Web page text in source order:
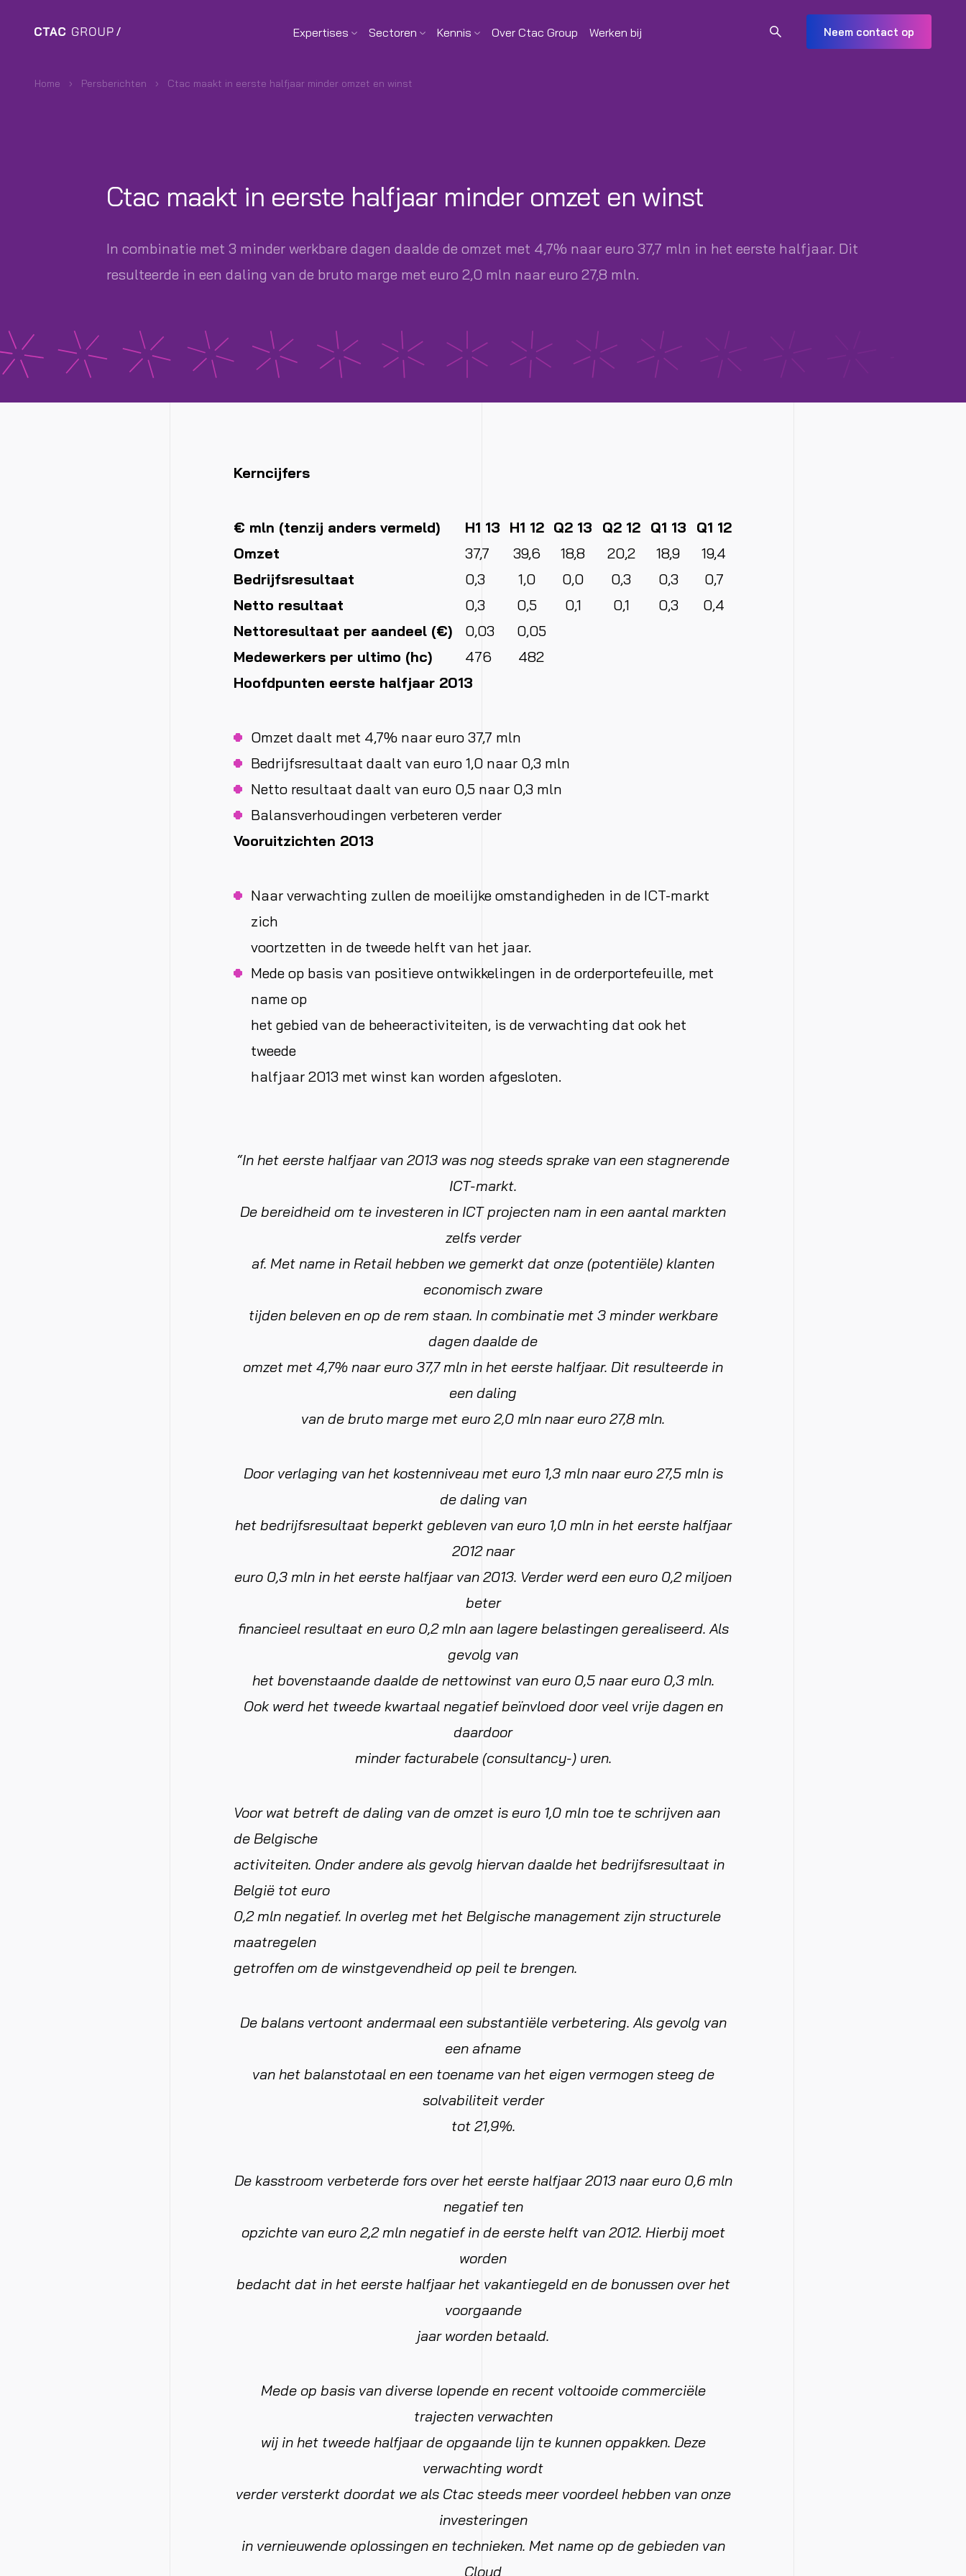
Expertises Sectoren Kennis Over Ctac Group Werken bij Neem contact op
Home Persberichten Ctac maakt in eerste halfjaar minder omzet en winst
Ctac maakt in eerste halfjaar minder omzet en winst
In combinatie met 3 minder werkbare dagen daalde de omzet met 4,7% naar euro 37,7 mln in het eerste halfjaar. Dit
resulteerde in een daling van de bruto marge met euro 2,0 mln naar euro 27,8 mln.
Kerncijfers
€ mln (tenzij anders vermeld) H1 13 H1 12 Q2 13 Q2 12 Q1 13
Q1 12
Omzet
37,7 39,6 18,8 20,2 18,9
19,4
Bedrijfsresultaat
0,3 1,0 0,0 0,3 0,3
0,7
Netto resultaat
0,3 0,5 0,1 0,1 0,3
0,4
Nettoresultaat per aandeel (€)
0,03
0,05
Medewerkers per ultimo (hc)
476
482
Hoofdpunten eerste halfjaar 2013
Omzet daalt met 4,7% naar euro 37,7 mln
Bedrijfsresultaat daalt van euro 1,0 naar 0,3 mln
Netto resultaat daalt van euro 0,5 naar 0,3 mln
Balansverhoudingen verbeteren verder
Vooruitzichten 2013
Naar verwachting zullen de moeilijke omstandigheden in de ICT-markt
zich
voortzetten in de tweede helft van het jaar.
Mede op basis van positieve ontwikkelingen in de orderportefeuille, met
name op
het gebied van de beheeractiviteiten, is de verwachting dat ook het
tweede
halfjaar 2013 met winst kan worden afgesloten.
“In het eerste halfjaar van 2013 was nog steeds sprake van een stagnerende
ICT-markt.
De bereidheid om te investeren in ICT projecten nam in een aantal markten
zelfs verder
af. Met name in Retail hebben we gemerkt dat onze (potentiële) klanten
economisch zware
tijden beleven en op de rem staan. In combinatie met 3 minder werkbare
dagen daalde de
omzet met 4,7% naar euro 37,7 mln in het eerste halfjaar. Dit resulteerde in
een daling
van de bruto marge met euro 2,0 mln naar euro 27,8 mln.
Door verlaging van het kostenniveau met euro 1,3 mln naar euro 27,5 mln is
de daling van
het bedrijfsresultaat beperkt gebleven van euro 1,0 mln in het eerste halfjaar
2012 naar
euro 0,3 mln in het eerste halfjaar van 2013. Verder werd een euro 0,2 miljoen
beter
financieel resultaat en euro 0,2 mln aan lagere belastingen gerealiseerd. Als
gevolg van
het bovenstaande daalde de nettowinst van euro 0,5 naar euro 0,3 mln.
Ook werd het tweede kwartaal negatief beïnvloed door veel vrije dagen en
daardoor
minder facturabele (consultancy-) uren.
Voor wat betreft de daling van de omzet is euro 1,0 mln toe te schrijven aan
de Belgische
activiteiten. Onder andere als gevolg hiervan daalde het bedrijfsresultaat in
België tot euro
0,2 mln negatief. In overleg met het Belgische management zijn structurele
maatregelen
getroffen om de winstgevendheid op peil te brengen.
De balans vertoont andermaal een substantiële verbetering. Als gevolg van
een afname
van het balanstotaal en een toename van het eigen vermogen steeg de
solvabiliteit verder
tot 21,9%.
De kasstroom verbeterde fors over het eerste halfjaar 2013 naar euro 0,6 mln
negatief ten
opzichte van euro 2,2 mln negatief in de eerste helft van 2012. Hierbij moet
worden
bedacht dat in het eerste halfjaar het vakantiegeld en de bonussen over het
voorgaande
jaar worden betaald.
Mede op basis van diverse lopende en recent voltooide commerciële
trajecten verwachten
wij in het tweede halfjaar de opgaande lijn te kunnen oppakken. Deze
verwachting wordt
verder versterkt doordat we als Ctac steeds meer voordeel hebben van onze
investeringen
in vernieuwende oplossingen en technieken. Met name op de gebieden van
Cloud